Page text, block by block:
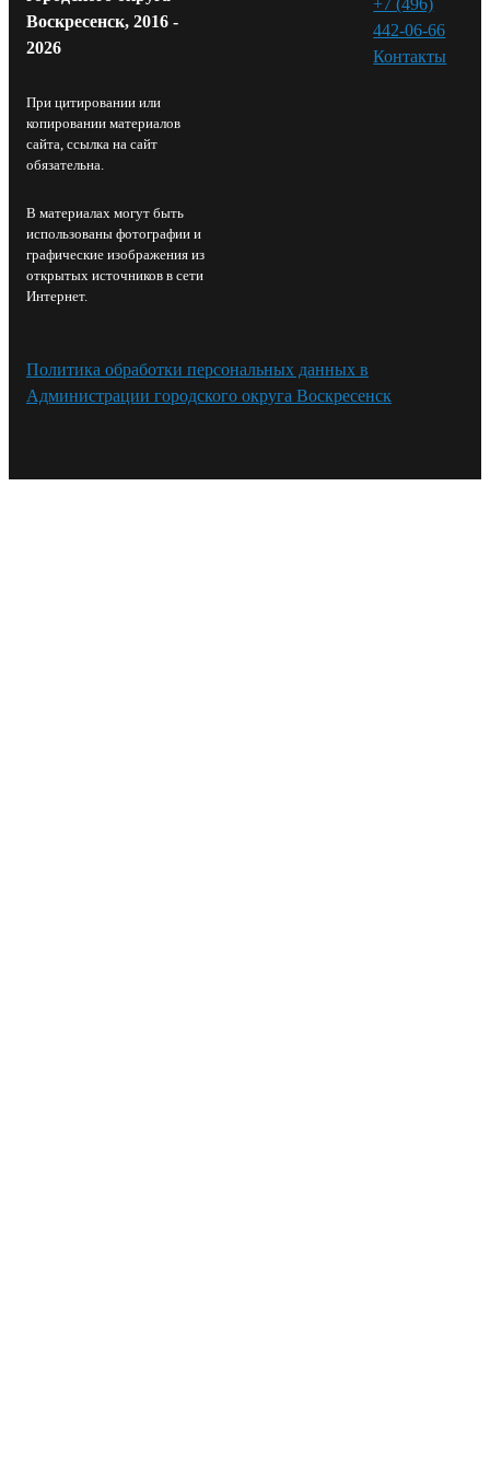
Воскресенск, 2016 -
2026
При цитировании или
копировании материалов
сайта, ссылка на сайт
обязательна.
В материалах могут быть
использованы фотографии и
графические изображения из
открытых источников в сети
Интернет.
442-06-66
Контакты⁠
Политика обработки персональных данных в
Администрации городского округа Воскресенск